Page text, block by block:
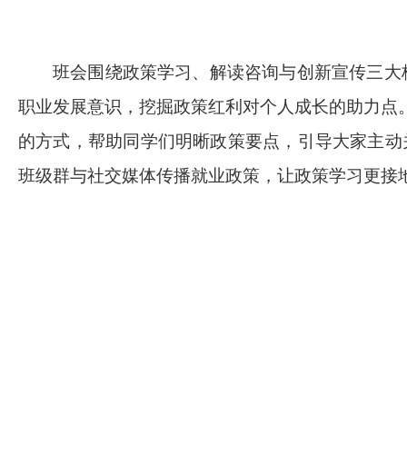
班会围绕政策学习、解读咨询与创新宣传三
职业发展意识，挖掘政策红利对个人成长的助力
的方式，帮助同学们明晰政策要点，引导大家主
班级群与社交媒体传播就业政策，让政策学习更接